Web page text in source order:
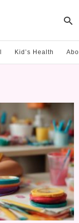
Kid’s Health